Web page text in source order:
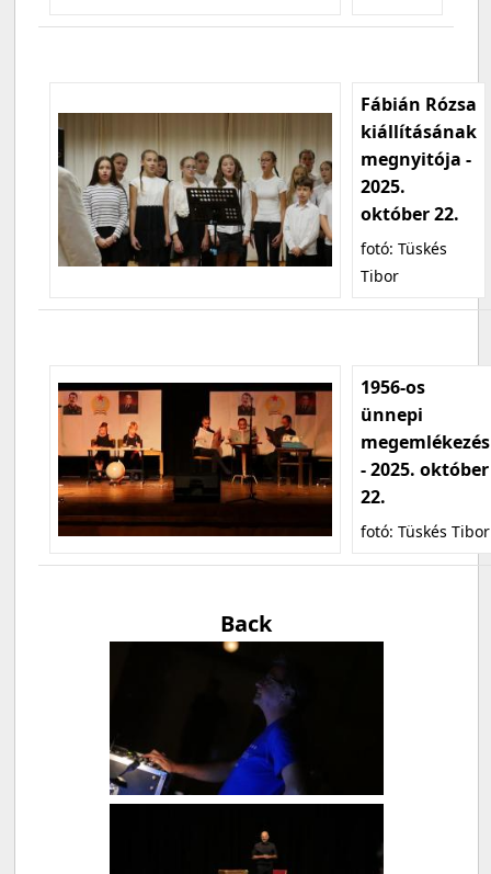
Fábián Rózsa
kiállításának
megnyitója -
2025.
október 22.
fotó: Tüskés
Tibor
1956-os
ünnepi
megemlékezés
- 2025. október
22.
fotó: Tüskés Tibor
Back